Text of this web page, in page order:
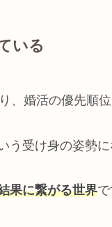
いる
、婚活の優先順位
受け身の姿勢に
果に繋がる世界で